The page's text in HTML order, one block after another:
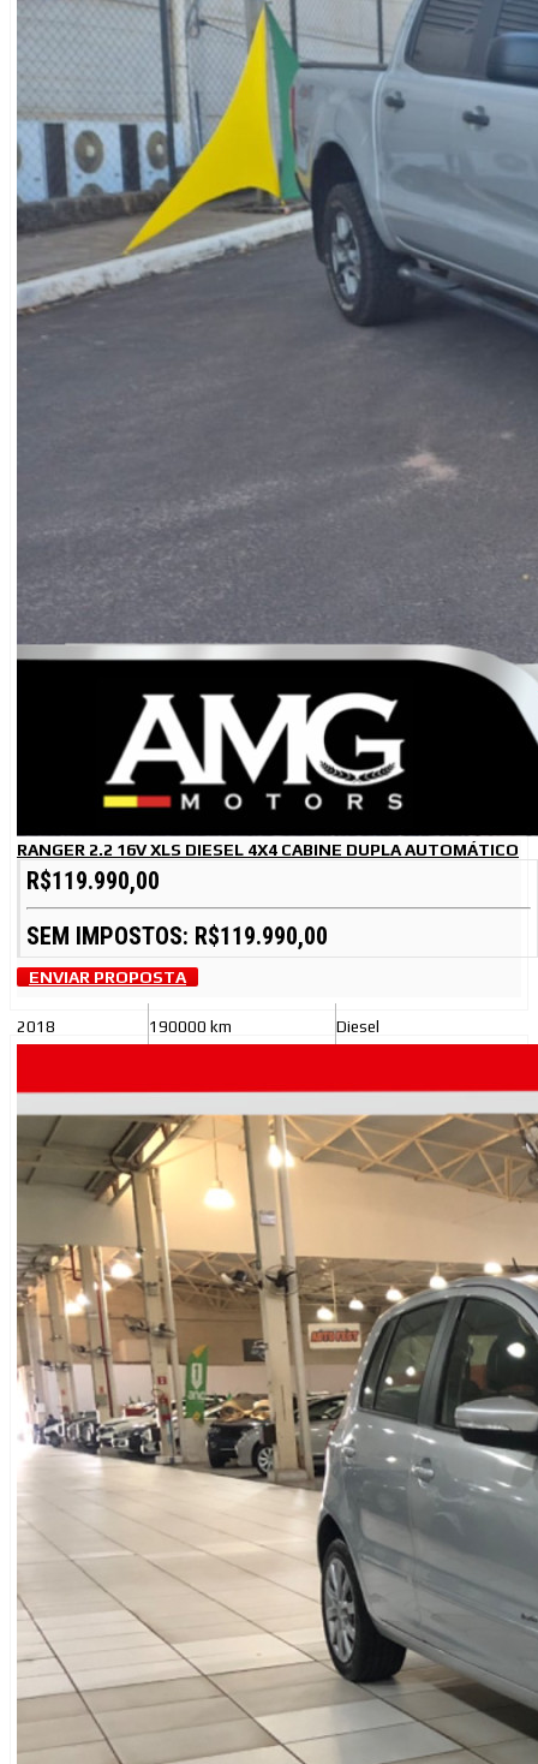
RANGER 2.2 16V XLS DIESEL 4X4 CABINE DUPLA AUTOMÁTICO
R$119.990,00
SEM IMPOSTOS: R$119.990,00
ENVIAR PROPOSTA
2018 190000 km Diesel